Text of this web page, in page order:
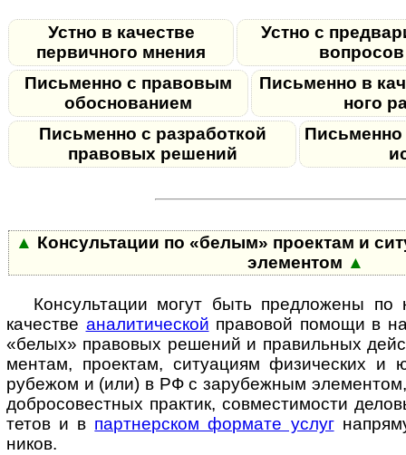
Устно в качестве
первичного мнения
Устно с
Письменно с правовым
обоснованием
Пись­менно в
ного
Письменно с разработкой
правовых решений
Пись­менно
▲ Консультации по «белым» проектам и
эле­мен­том ▲
Консультации могут быть предложены по
каче­стве ана­ли­ти­че­с­кой пра­во­вой по­мощи в
«бе­лых» пра­во­вых ре­ше­ний и пра­ви­ль­ных
мен­там, про­е­к­там, си­ту­а­ци­ям физи­чес­ких и
рубе­жом и (или) в РФ с зару­беж­ным
доб­ро­со­вест­ных прак­тик, сов­мес­ти­мо­сти
те­тов и в парт­не­р­с­ком фор­мате услуг
ников.